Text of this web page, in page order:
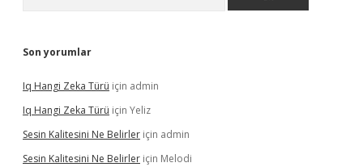
Son yorumlar
Iq Hangi Zeka Türü için admin
Iq Hangi Zeka Türü için Yeliz
Sesin Kalitesini Ne Belirler için admin
Sesin Kalitesini Ne Belirler için Melodi